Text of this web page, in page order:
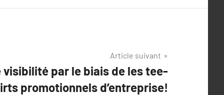
Article suivant
visibilité par le biais de les tee-
promotionnels d’entreprise!